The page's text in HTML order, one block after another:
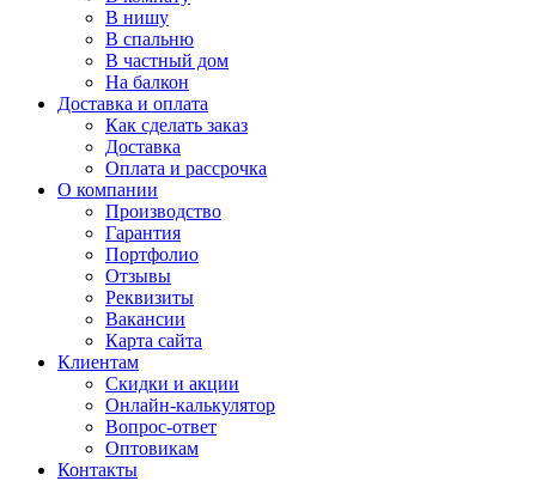
В нишу
В спальню
В частный дом
На балкон
Доставка и оплата
Как сделать заказ
Доставка
Оплата и рассрочка
О компании
Производство
Гарантия
Портфолио
Отзывы
Реквизиты
Вакансии
Карта сайта
Клиентам
Скидки и акции
Онлайн-калькулятор
Вопрос-ответ
Оптовикам
Контакты